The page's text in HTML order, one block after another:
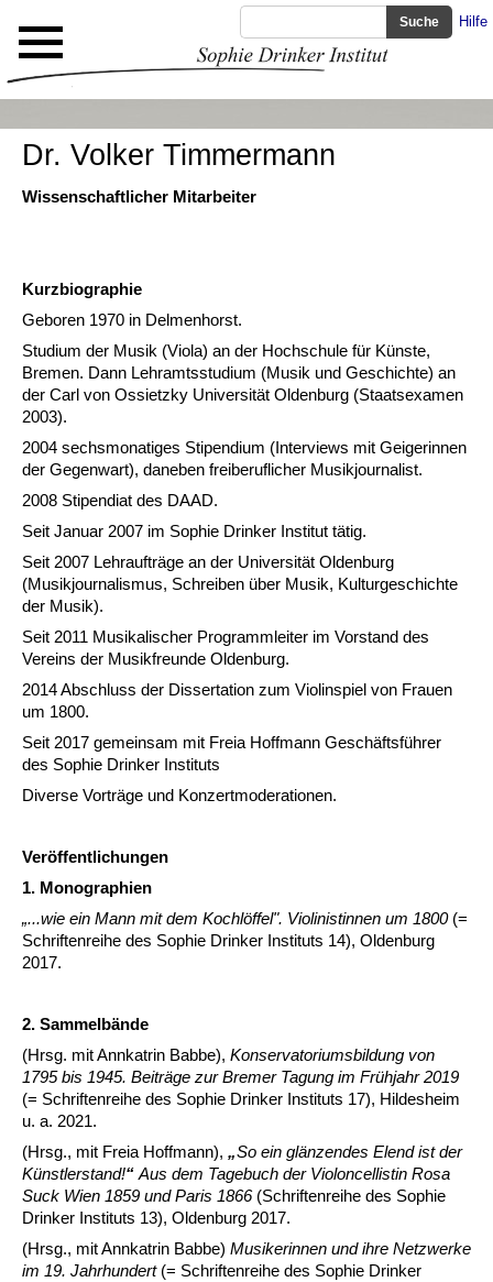
Hilfe
Dr. Volker Timmermann
Wissenschaftlicher Mitarbeiter
Kurzbiographie
Geboren 1970 in Delmenhorst.
Studium der Musik (Viola) an der Hochschule für Künste,
Bremen. Dann Lehramtsstudium (Musik und Geschichte) an
der Carl von Ossietzky Universität Oldenburg (Staatsexamen
2003).
2004 sechsmonatiges Stipendium (Interviews mit Geigerinnen
der Gegenwart), daneben freiberuflicher Musikjournalist.
2008 Stipendiat des DAAD.
Seit Januar 2007 im Sophie Drinker Institut tätig.
Seit 2007 Lehraufträge an der Universität Oldenburg
(Musikjournalismus, Schreiben über Musik, Kulturgeschichte
der Musik).
Seit 2011 Musikalischer Programmleiter im Vorstand des
Vereins der Musikfreunde Oldenburg.
2014 Abschluss der Dissertation zum Violinspiel von Frauen
um 1800.
Seit 2017 gemeinsam mit Freia Hoffmann Geschäftsführer
des Sophie Drinker Instituts
Diverse Vorträge und Konzertmoderationen.
Veröffentlichungen
1. Monographien
„...wie ein Mann mit dem Kochlöffel". Violinistinnen um 1800(=
Schriftenreihe des Sophie Drinker Instituts 14), Oldenburg
2017.
2. Sammelbände
(Hrsg. mit Annkatrin Babbe), Konservatoriumsbildung von
1795 bis 1945. Beiträge zur Bremer Tagung im Frühjahr 2019
(= Schriftenreihe des Sophie Drinker Instituts 17), Hildesheim
u. a. 2021.
(Hrsg., mit Freia Hoffmann), „So ein glänzendes Elend ist der
Künstlerstand!“ Aus dem Tagebuch der Violoncellistin Rosa
Suck Wien 1859 und Paris 1866(Schriftenreihe des Sophie
Drinker Instituts 13), Oldenburg 2017.
(Hrsg., mit Annkatrin Babbe) Musikerinnen und ihre Netzwerke
im 19. Jahrhundert (= Schriftenreihe des Sophie Drinker